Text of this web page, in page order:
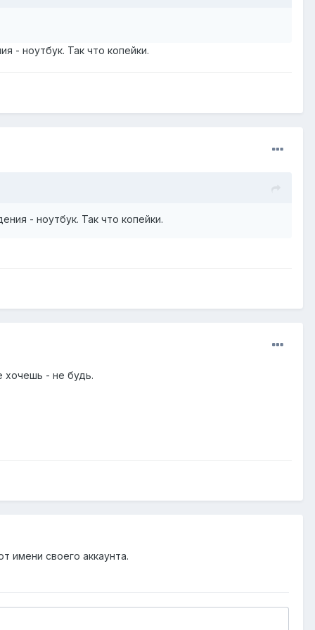
- ноутбук. Так что копейки.
- ноутбук. Так что копейки.
хочешь - не будь.
имени своего аккаунта.